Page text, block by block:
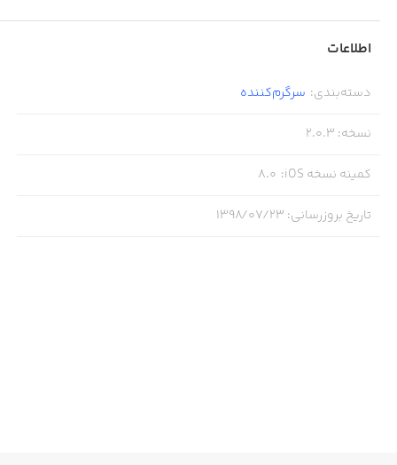
اطلاعات
دسته‌بندی: سرگرم‌کننده
نسخه:
2.0.3
کمینه نسخه iOS :
8.0
تاریخ بروزرسانی: ۱۳۹۸/۰۷/۲۳